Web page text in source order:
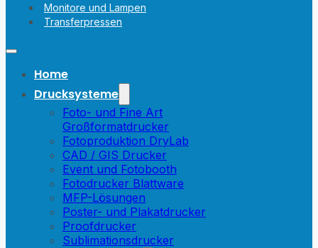
Monitore und Lampen
Transferpressen
Home
Drucksysteme
Foto- und Fine Art
Großformatdrucker
Fotoproduktion DryLab
CAD / GIS Drucker
Event und Fotobooth
Fotodrucker Blattware
MFP-Lösungen
Poster- und Plakatdrucker
Proofdrucker
Sublimationsdrucker